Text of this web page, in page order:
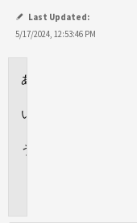
Last Updated:
5/17/2024, 12:53:46 PM